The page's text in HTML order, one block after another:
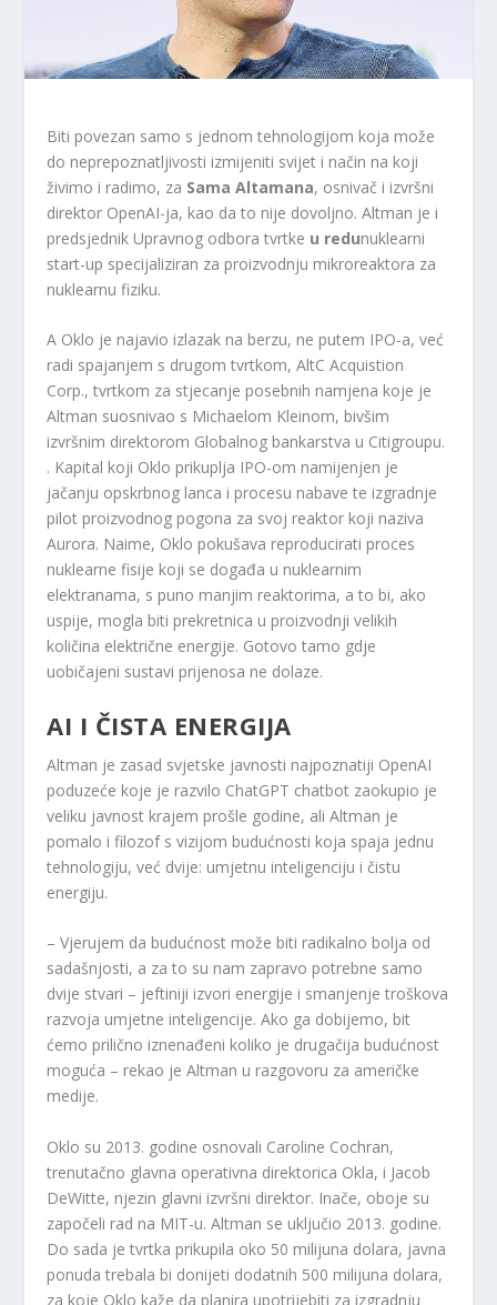
Biti povezan samo s jednom tehnologijom koja može
do neprepoznatljivosti izmijeniti svijet i način na koji
živimo i radimo, za Sama Altamana, osnivač i izvršni
direktor OpenAI-ja, kao da to nije dovoljno. Altman je i
predsjednik Upravnog odbora tvrtke u redunuklearni
start-up specijaliziran za proizvodnju mikroreaktora za
nuklearnu fiziku.
A Oklo je najavio izlazak na berzu, ne putem IPO-a, već
radi spajanjem s drugom tvrtkom, AltC Acquistion
Corp., tvrtkom za stjecanje posebnih namjena koje je
Altman suosnivao s Michaelom Kleinom, bivšim
izvršnim direktorom Globalnog bankarstva u Citigroupu.
. Kapital koji Oklo prikuplja IPO-om namijenjen je
jačanju opskrbnog lanca i procesu nabave te izgradnje
pilot proizvodnog pogona za svoj reaktor koji naziva
Aurora. Naime, Oklo pokušava reproducirati proces
nuklearne fisije koji se događa u nuklearnim
elektranama, s puno manjim reaktorima, a to bi, ako
uspije, mogla biti prekretnica u proizvodnji velikih
količina električne energije. Gotovo tamo gdje
uobičajeni sustavi prijenosa ne dolaze.
AI I ČISTA ENERGIJA
Altman je zasad svjetske javnosti najpoznatiji OpenAI
poduzeće koje je razvilo ChatGPT chatbot zaokupio je
veliku javnost krajem prošle godine, ali Altman je
pomalo i filozof s vizijom budućnosti koja spaja jednu
tehnologiju, već dvije: umjetnu inteligenciju i čistu
energiju.
– Vjerujem da budućnost može biti radikalno bolja od
sadašnjosti, a za to su nam zapravo potrebne samo
dvije stvari – jeftiniji izvori energije i smanjenje troškova
razvoja umjetne inteligencije. Ako ga dobijemo, bit
ćemo prilično iznenađeni koliko je drugačija budućnost
moguća – rekao je Altman u razgovoru za američke
medije.
Oklo su 2013. godine osnovali Caroline Cochran,
trenutačno glavna operativna direktorica Okla, i Jacob
DeWitte, njezin glavni izvršni direktor. Inače, oboje su
započeli rad na MIT-u. Altman se uključio 2013. godine.
Do sada je tvrtka prikupila oko 50 milijuna dolara, javna
ponuda trebala bi donijeti dodatnih 500 milijuna dolara,
za koje Oklo kaže da planira upotrijebiti za izgradnju